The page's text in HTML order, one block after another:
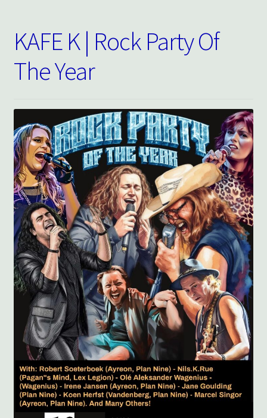
KAFE K | Rock Party Of
The Year